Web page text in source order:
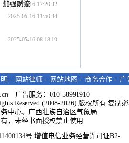
伴强对流
加强防范
2025-05-16 17:20:32
2025-05-16 11:50:34
2025-05-16 08:18:19
- 网站律师 - 网站地图 - 商务合作 - 广
广告服务：010-58991910
Reserved (2008-2026) 版权所有 复制
中心、广西壮族自治区气象局
，未经书面授权禁止使用
号 增值电信业务经营许可证B2-